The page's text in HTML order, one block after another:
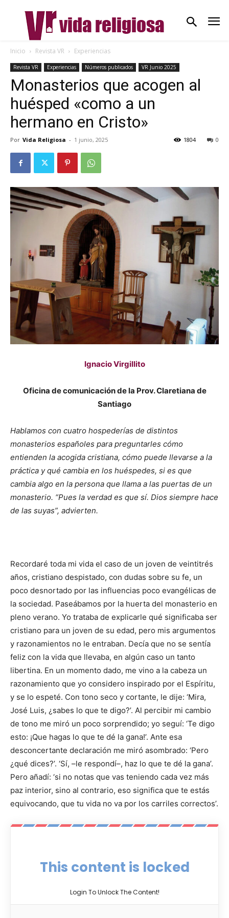
Inicio Revista VR Experiencias
Revista VR Experiencias Números publicados VR Junio 2025
Monasterios que acogen al
huésped «como a un
hermano en Cristo»
Por Vida Religiosa - 1 junio, 2025 0
1804
Ignacio Virgillito
Oficina de comunicación de la Prov. Claretiana de
Santiago
Hablamos con cuatro hospederías de distintos
monasterios españoles para preguntarles cómo
entienden la acogida cristiana, cómo puede llevarse a la
práctica y qué cambia en los huéspedes, si es que
cambia algo en la persona que llama a las puertas de un
monasterio. “Pues la verdad es que sí. Dios siempre hace
de las suyas”, advierten.
Recordaré toda mi vida el caso de un joven de veintitrés
años, cristiano despistado, con dudas sobre su fe, un
poco desnortado por las influencias poco evangélicas de
la sociedad. Paseábamos por la huerta del monasterio en
pleno verano. Yo trataba de explicarle qué significaba ser
cristiano para un joven de su edad, pero mis argumentos
y razonamientos no le entraban. Decía que no se sentía
feliz con la vida que llevaba, en algún caso un tanto
libertina. En un momento dado, me vino a la cabeza un
razonamiento que yo considero inspirado por el Espíritu,
y se lo espeté. Con tono seco y cortante, le dije: ‘Mira,
José Luis, ¿sabes lo que te digo?’. Al percibir mi cambio
de tono me miró un poco sorprendido; yo seguí: ‘Te digo
esto: ¡Que hagas lo que te dé la gana!’. Ante esa
desconcertante declaración me miró asombrado: ‘Pero
¿qué dices?’. ‘Sí, –le respondí–, haz lo que te dé la gana’.
Pero añadí: ‘si no notas que vas teniendo cada vez más
paz interior, sino al contrario, eso significa que te estás
equivocando, que tu vida no va por los carriles correctos’.
This content is locked
Login To Unlock The Content!